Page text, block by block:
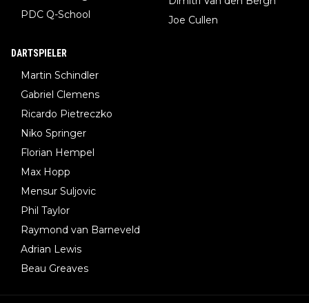
PDC Q-School
Joe Cullen
DARTSPIELER
Martin Schindler
Gabriel Clemens
Ricardo Pietreczko
Niko Springer
Florian Hempel
Max Hopp
Mensur Suljovic
Phil Taylor
Raymond van Barneveld
Adrian Lewis
Beau Greaves